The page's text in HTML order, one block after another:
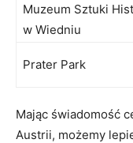
Muzeum Sztuki
w Wiedniu
Prater Park
Mając świadomość⁤
Austrii, możemy